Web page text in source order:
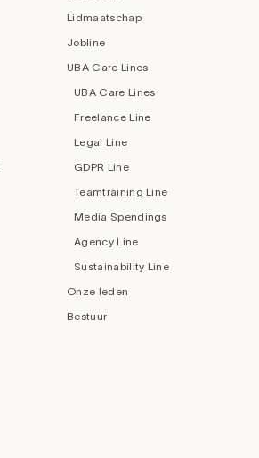
Lidmaatschap
Jobline
UBA Care Lines
UBA Care Lines
Freelance Line
Legal Line
GDPR Line
Teamtraining Line
Media Spendings
Agency Line
Sustainability Line
Onze leden
Bestuur